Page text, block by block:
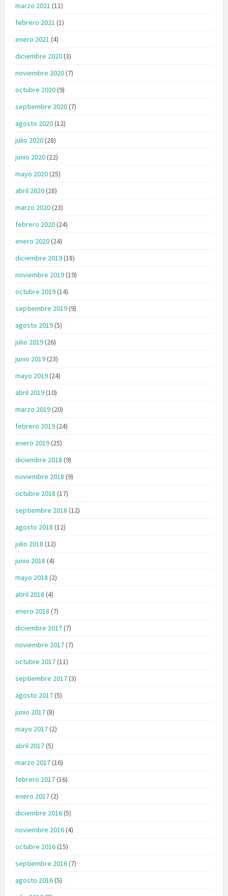
marzo 2021 (11)
febrero 2021 (1)
enero 2021 (4)
diciembre 2020(3)
noviembre 2020(7)
octubre 2020(9)
septiembre 2020(7)
agosto 2020(12)
julio 2020(28)
junio 2020(22)
mayo 2020(25)
abril 2020(28)
marzo 2020(23)
febrero 2020(24)
enero 2020(24)
diciembre 2019(18)
noviembre 2019(19)
octubre 2019(14)
septiembre 2019(9)
agosto 2019(5)
julio 2019(26)
junio 2019(23)
mayo 2019(24)
abril 2019(10)
marzo 2019(20)
febrero 2019(24)
enero 2019(25)
diciembre 2018 (9)
noviembre 2018 (9)
octubre 2018 (17)
septiembre 2018 (12)
agosto 2018 (12)
julio 2018 (12)
junio 2018 (4)
mayo 2018 (2)
abril 2018 (4)
enero 2018 (7)
diciembre 2017(7)
noviembre 2017(7)
octubre 2017(11)
septiembre 2017(3)
agosto 2017(5)
junio 2017(8)
mayo 2017(2)
abril 2017(5)
marzo 2017(16)
febrero 2017(16)
enero 2017(2)
diciembre 2016(5)
noviembre 2016(4)
octubre 2016(15)
septiembre 2016(7)
agosto 2016(5)